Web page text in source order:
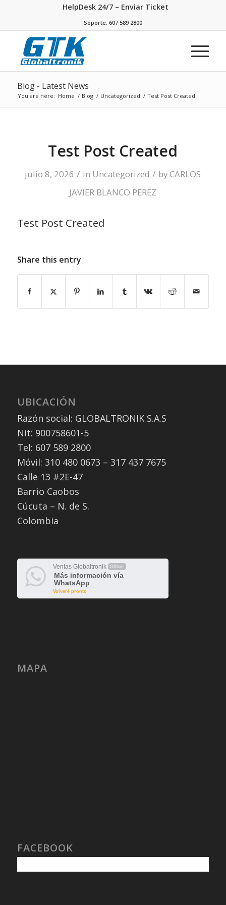
HelpDesk 24/7 – Enviar Ticket
Soporte: 607 589 2800
Blog - Latest News
You are here: Home / Blog / Uncategorized / Test Post Created
Test Post Created
julio 8, 2026 / in Uncategorized / byCARLOS
JAVIER BLANCO PEREZ
Test Post Created
Share this entry
UBICACIÓN
Razón social: GLOBALTRONIK S.A.S
Nit: 900758601-5
Tel: 607 589 2800
Móvil: 310 480 0673 – 317 437 7675
Calle 13 #2E-47
Barrio Caobos
Cúcuta – N. de S.
Colombia
Ventas Globaltronik Offline
Más información vía
WhatsApp
Volveré pronto
MAPA
FACEBOOK